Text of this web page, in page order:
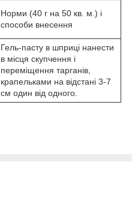
Норми (40 г на 50 кв. м.) і
способи внесення
Гель-пасту в шприці нанести
в місця скупчення і
переміщення тарганів,
крапельками на відстані 3-7
см один від одного.